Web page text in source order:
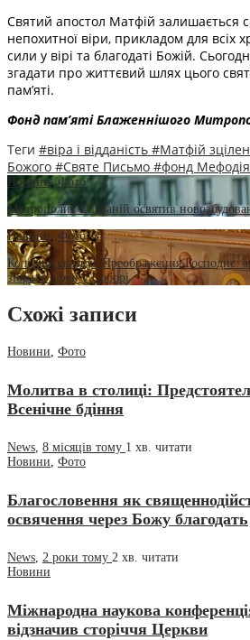
Святий апостол Матфій залишається
непохитної віри, прикладом для всіх
сили у вірі та благодаті Божій.
згадати про життєвий шлях цього
пам’яті.
Фонд пам’яті Блаженнішого
Теги #віра і відданість #Матфій
Божого #Святе Письмо #фонд Мефодія
Новини,Фото
Митрополит Епіфаній освятив
Новини
Фото
Коломия святкує Преображення Господнє:
зібрала вірян у Соборі
Схожі записи
Новини, Фото
Молитва в столиці:
Всенічне бдіння
News, 8 місяців тому 1 хв. читати
Новини, Фото
Благословення як
освячення через Божу благодать
News, 2 роки тому 2 хв. читати
Новини
Міжнародна наукова
відзначив сторіччя Церкви